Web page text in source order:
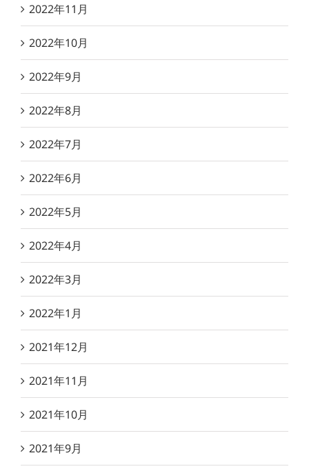
2022年11月
2022年10月
2022年9月
2022年8月
2022年7月
2022年6月
2022年5月
2022年4月
2022年3月
2022年1月
2021年12月
2021年11月
2021年10月
2021年9月